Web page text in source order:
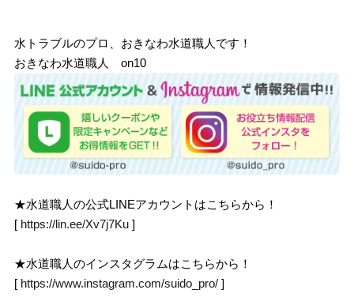
水トラブルのプロ、おきなわ水道職人です！
おきなわ水道職人 on10
★水道職人の公式LINEアカウントはこちらから！
[ https://lin.ee/Xv7j7Ku ]
★水道職人のインスタグラムはこちらから！
[ https://www.instagram.com/suido_pro/ ]